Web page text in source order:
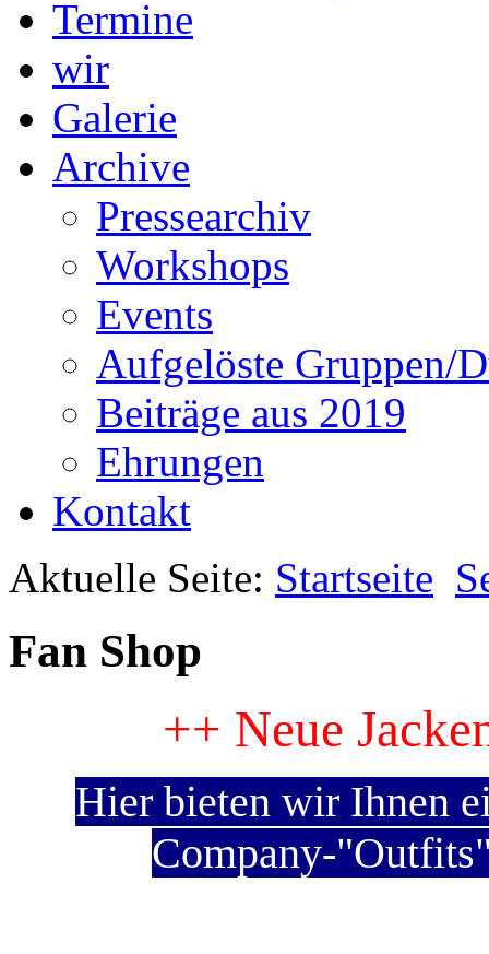
Termine
wir
Galerie
Archive
Pressearchiv
Workshops
Events
Aufgelöste Gruppen/
Beiträge aus 2019
Ehrungen
Kontakt
Aktuelle Seite: Startseite
Fan Shop
++ Neue
Hierbieten wir Ihnen
Company-